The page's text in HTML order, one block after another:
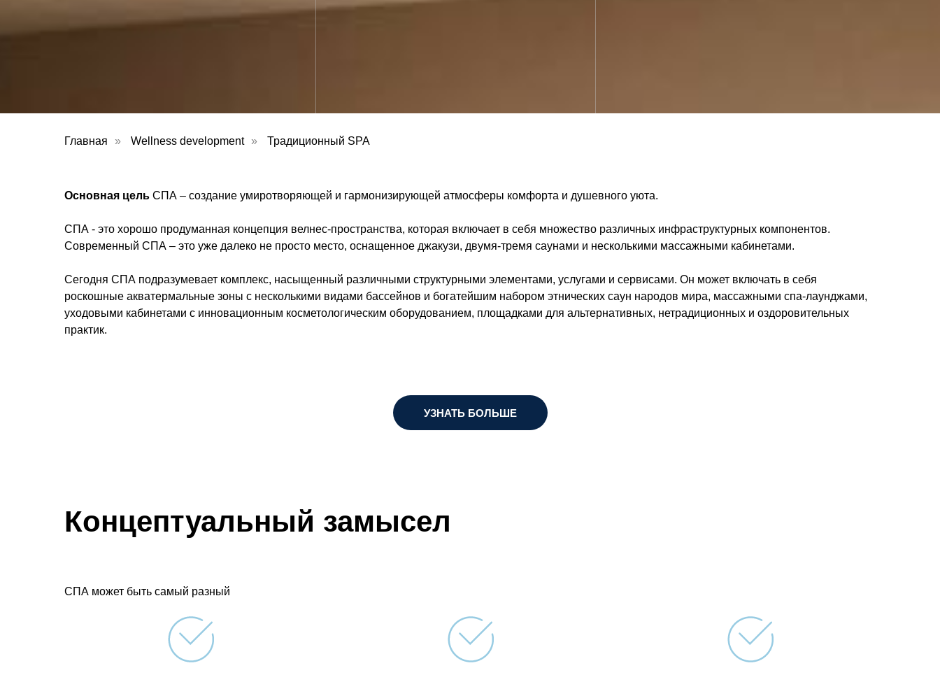
Главная » Wellness development » Традиционный SPA
Основная цель СПА – создание умиротворяющей и гармонизирующей атмосферы комфорта и душевного уюта.
СПА - это хорошо продуманная концепция велнес-пространства, которая включает в себя множество различных инфраструктурных компонентов.
Современный СПА – это уже далеко не просто место, оснащенное джакузи, двумя-тремя саунами и несколькими массажными кабинетами.
Сегодня СПА подразумевает комплекс, насыщенный различными структурными элементами, услугами и сервисами. Он может включать в себя
роскошные акватермальные зоны с несколькими видами бассейнов и богатейшим набором этнических саун народов мира, массажными спа-лаунджами,
уходовыми кабинетами с инновационным косметологическим оборудованием, площадками для альтернативных, нетрадиционных и оздоровительных
практик.
УЗНАТЬ БОЛЬШЕ
Концептуальный замысел
СПА может быть самый разный